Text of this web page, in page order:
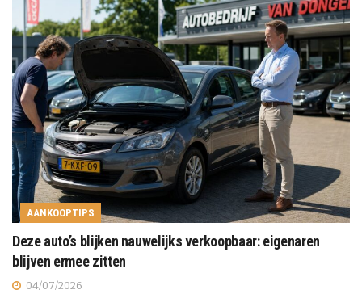
AANKOOPTIPS
Deze auto’s blijken nauwelijks verkoopbaar: eigenaren
blijven ermee zitten
04/07/2026